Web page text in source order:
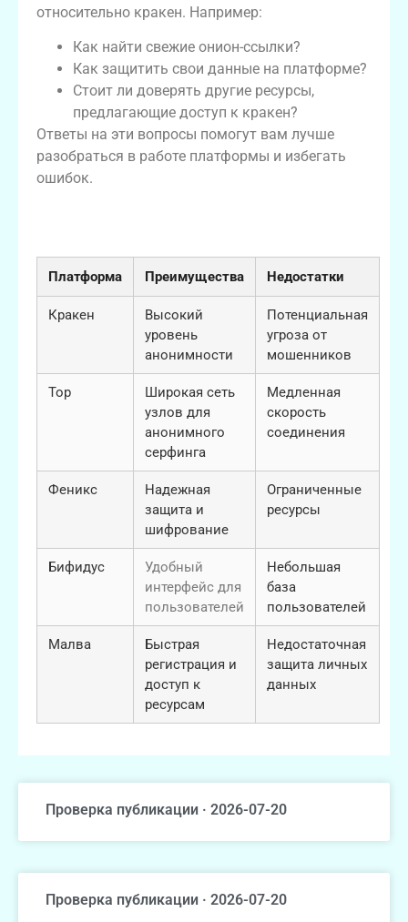
относительно кракен. Например:
Как найти свежие онион-ссылки?
Как защитить свои данные на платформе?
Стоит ли доверять другие ресурсы,
предлагающие доступ к кракен?
Ответы на эти вопросы помогут вам лучше
разобраться в работе платформы и избегать
ошибок.
Платформа Преимущества Недостатки
Кракен
Высокий
уровень
анонимности
Потенциальная
угроза от
мошенников
Тор
Широкая сеть
узлов для
анонимного
серфинга
Медленная
скорость
соединения
Феникс
Надежная
защита и
шифрование
Ограниченные
ресурсы
Бифидус
Удобный
интерфейс для
пользователей
Небольшая
база
пользователей
Малва
Быстрая
регистрация и
доступ к
ресурсам
Недостаточная
защита личных
данных
Проверка публикации · 2026-07-20
Проверка публикации · 2026-07-20